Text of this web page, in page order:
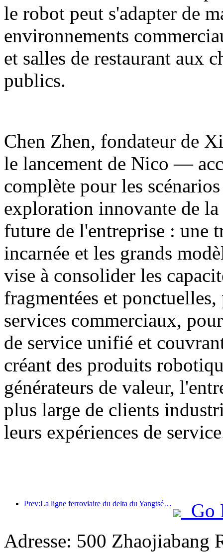
le robot peut s'adapter de
environnements
et salles de restaurant aux
publics.
Chen Zhen, fondateur de
le lancement de Nico —
complète pour les
exploration innovante de
future de l'entreprise : une
incarnée et les grands
vise à consolider les
fragmentées et ponctuelles,
services commerciaux,
de service unifié et
créant des produits
générateurs de valeur,
plus large de clients
leurs expériences de
Prev:La ligne ferroviaire du delta du Yangtsé a transporté plus de 21,38 millions de passagers pendant les vacances du 1er mai.
Go
Adresse: 500 Zhaojiabang